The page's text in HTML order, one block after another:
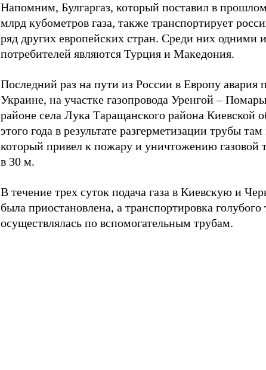
Напомним, Булгаргаз, который поставил в
млрд кубометров газа, также транспортирует
ряд других европейских стран. Среди них одними
потребителей являются Турция и Македония.
Последний раз на пути из России в Европу авария
Украине, на участке газопровода Уренгой –
районе села Лука Таращанского района Киевской
этого года в результате разгерметизации трубы
который привел к пожару и уничтожению газовой
в 30 м.
В течение трех суток подача газа в Киевскую и
была приостановлена, а транспортировка
осуществлялась по вспомогательным трубам.